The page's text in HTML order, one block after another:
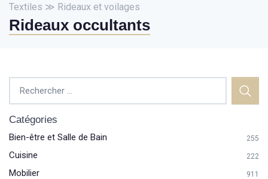
Textiles ≫ Rideaux et voilages
Rideaux occultants
Catégories
Bien-être et Salle de Bain 255
Cuisine 222
Mobilier 911